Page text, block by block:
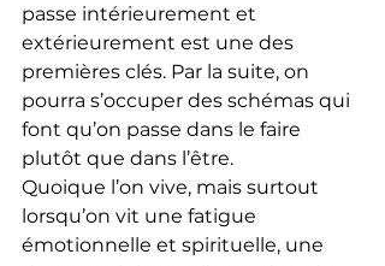
passe intérieurement et
extérieurement est une des
premières clés. Par la suite, on
pourra s’occuper des schémas qui
font qu’on passe dans le faire
plutôt que dans l’être.
Quoique l’on vive, mais surtout
lorsqu’on vit une fatigue
émotionnelle et spirituelle, une